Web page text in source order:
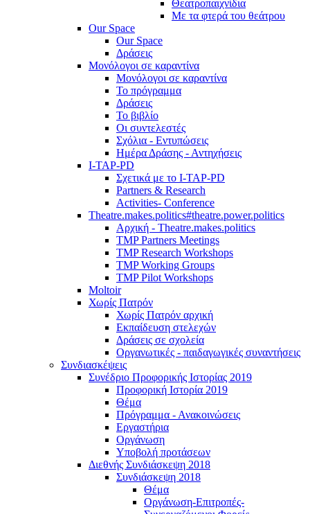
Θεατροπαιχνίδια
Με τα φτερά του θεάτρου
Our Space
Our Space
Δράσεις
Μονόλογοι σε καραντίνα
Μονόλογοι σε καραντίνα
Το πρόγραμμα
Δράσεις
Το βιβλίο
Οι συντελεστές
Σχόλια - Εντυπώσεις
Ημέρα Δράσης - Αντηχήσεις
I-TAP-PD
Σχετικά με το I-TAP-PD
Partners & Research
Activities- Conference
Theatre.makes.politics#theatre.power.politics
Αρχική - Theatre.makes.politics
TMP Partners Meetings
TMP Research Workshops
TMP Working Groups
TMP Pilot Workshops
Moltoir
Χωρίς Πατρόν
Χωρίς Πατρόν αρχική
Εκπαίδευση στελεχών
Δράσεις σε σχολεία
Οργανωτικές - παιδαγωγικές συναντήσεις
Συνδιασκέψεις
Συνέδριο Προφορικής Ιστορίας 2019
Προφορική Ιστορία 2019
Θέμα
Πρόγραμμα - Ανακοινώσεις
Εργαστήρια
Οργάνωση
Υποβολή προτάσεων
Διεθνής Συνδιάσκεψη 2018
Συνδιάσκεψη 2018
Θέμα
Οργάνωση-Επιτροπές-